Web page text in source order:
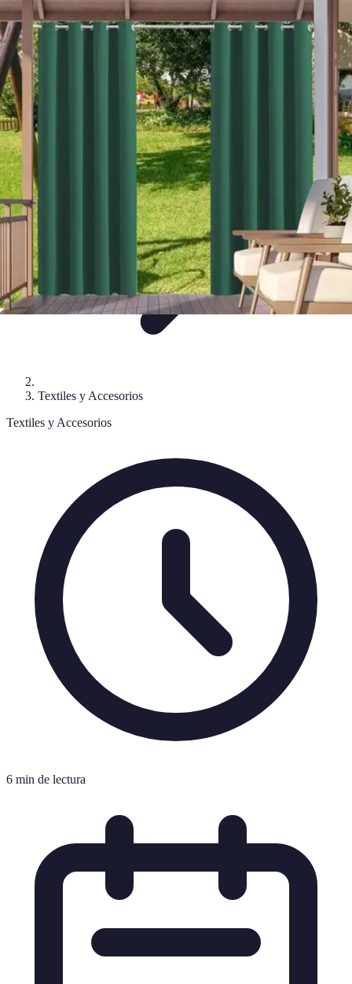
Decoración Económica
ParedesRecomendacionesAccesoriosConsejos de DecoraciónArte
Decoración Económica
Textiles y Accesorios
Textiles y Accesorios
6 min de lectura